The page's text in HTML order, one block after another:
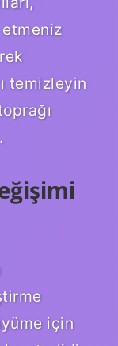
temizleyin
için